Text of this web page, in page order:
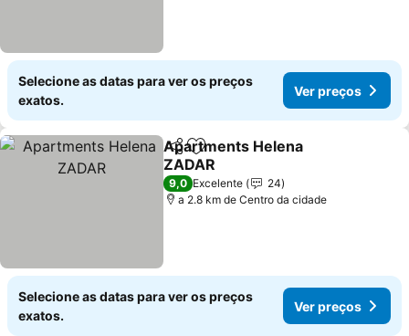
Selecione as datas para ver os preços
exatos.
Ver preços
PartilharAdicionar aos favoritos
Apartments Helena
ZADAR
9,0 Excelente
24
a 2.8 km de Centro da cidade
Selecione as datas para ver os preços
exatos.
Ver preços